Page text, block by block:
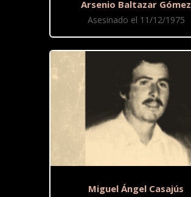
Arsenio Baltazar Gómez
Asesinado el 11/12/1975
Miguel Ángel Casajús